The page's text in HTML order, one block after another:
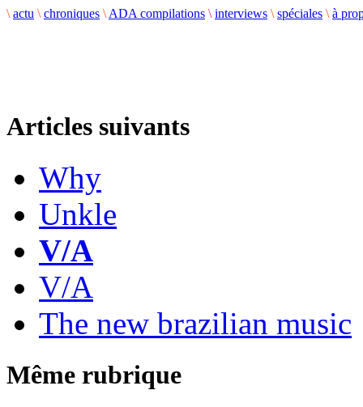
\ actu \ chroniques \ ADA compilations \ interviews \ spéciales \ à
Articles suivants
Why
Unkle
V/A
V/A
The new brazilian music
Même rubrique